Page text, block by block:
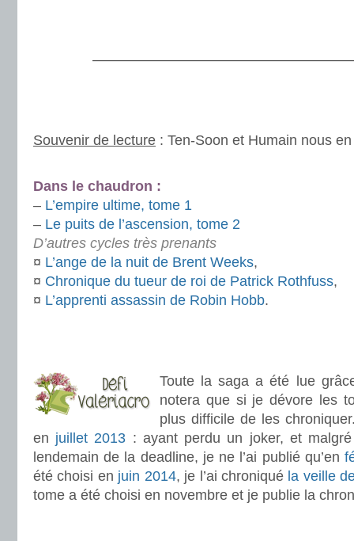
Souvenir de lecture : Ten-Soon et Humain nous
Dans le chaudron :
– L’empire ultime, tome 1
– Le puits de l’ascension, tome 2
D’autres cycles très prenants
¤ L’ange de la nuit de Brent Weeks,
¤ Chronique du tueur de roi de Patrick Rothfuss,
¤ L’apprenti assassin de Robin Hobb.
Toute la saga a été lue
notera que si je dévore les
plus difficile de les
en juillet 2013 : ayant perdu un joker, et
lendemain de la deadline, je ne l’ai publié qu’en
été choisi en juin 2014, je l’ai chroniqué la veille
tome a été choisi en novembre et je publie la